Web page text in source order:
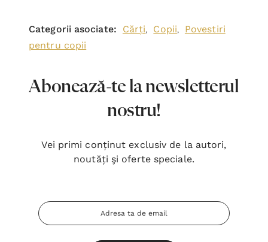
Categorii asociate: Cărți, Copii,
Povestiri
pentru copii
Abonează-te la newsletterul
nostru!
Vei primi conținut exclusiv de la autori,
noutăți şi oferte speciale.
Adresa
Email